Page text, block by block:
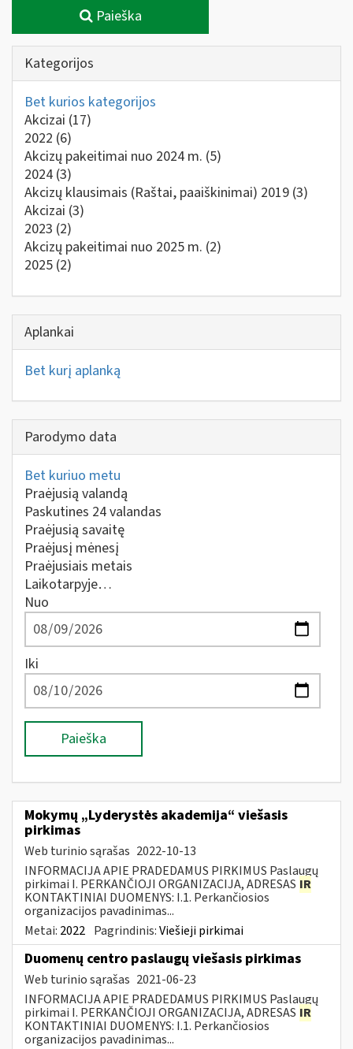
Paieška
Kategorijos
Bet kurios kategorijos
Akcizai (17)
2022 (6)
Akcizų pakeitimai nuo 2024 m. (5)
2024 (3)
Akcizų klausimais (Raštai, paaiškinimai) 2019 (3)
Akcizai (3)
2023 (2)
Akcizų pakeitimai nuo 2025 m. (2)
2025 (2)
Aplankai
Bet kurį aplanką
Parodymo data
Bet kuriuo metu
Praėjusią valandą
Paskutines 24 valandas
Praėjusią savaitę
Praėjusį mėnesį
Praėjusiais metais
Laikotarpyje…
Nuo
Iki
Paieška
Mokymų „Lyderystės akademija“ viešasis
pirkimas
Web turinio sąrašas 2022-10-13
INFORMACIJA APIE PRADEDAMUS PIRKIMUS Paslaugų
pirkimai I. PERKANČIOJI ORGANIZACIJA, ADRESAS IR
KONTAKTINIAI DUOMENYS: I.1. Perkančiosios
organizacijos pavadinimas...
Metai: 2022 Pagrindinis:Viešieji pirkimai
Duomenų centro paslaugų viešasis pirkimas
Web turinio sąrašas 2021-06-23
INFORMACIJA APIE PRADEDAMUS PIRKIMUS Paslaugų
pirkimai I. PERKANČIOJI ORGANIZACIJA, ADRESAS IR
KONTAKTINIAI DUOMENYS: I.1. Perkančiosios
organizacijos pavadinimas...